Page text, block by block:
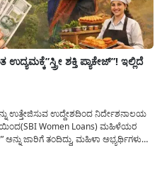
ಶಕ್ತಿ ಪ್ಯಾಕೇಜ್”! ಇಲ್ಲಿದೆ
ಉತ್ತೇಜಿಸುವ ಉದ್ದೇಶದಿಂದ ನಿರ್ದೇಶನಾಲಯ
Women Loans) ಮಹಿಳೆಯರ
ಅನ್ನು ಜಾರಿಗೆ ತಂದಿದ್ದು, ಮಹಿಳಾ ಅಭ್ಯರ್ಥಿಗಳು